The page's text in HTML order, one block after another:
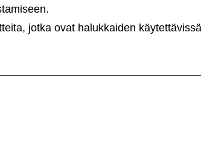
jotka ovat halukkaiden